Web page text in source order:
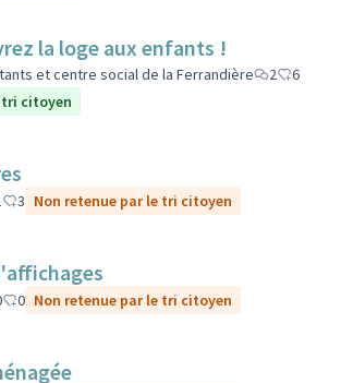
la loge aux enfants !
et centre social de la Ferrandière 2
6
tri citoyen
3 Non retenue par le tri citoyen
0 Non retenue par le tri citoyen